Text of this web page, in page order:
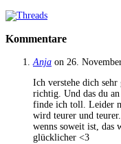
Kommentare
Anja on 26.
Ich verstehe dich
richtig. Und das du
finde ich toll. Leider
wird teurer und
wenns soweit ist, das
glücklicher <3